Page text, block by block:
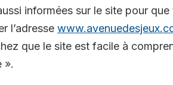
informées sur le site pour
l’adresse
que le site est facile à
».